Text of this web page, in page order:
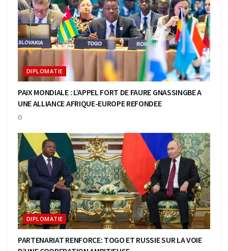
DIPLOMATIE
PAIX MONDIALE : L’APPEL FORT DE FAURE GNASSINGBE A
UNE ALLIANCE AFRIQUE-EUROPE REFONDEE
DIPLOMATIE
PARTENARIAT RENFORCE: TOGO ET RUSSIE SUR LA VOIE